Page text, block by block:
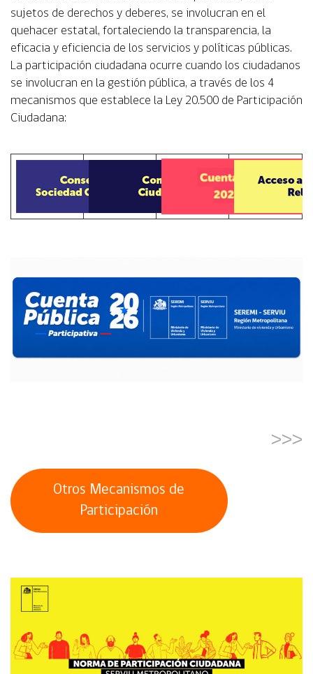
sujetos de derechos y deberes, se involucran en el
quehacer estatal, fortaleciendo la transparencia, la
eficacia y eficiencia de los servicios y políticas públicas.
La participación ciudadana ocurre cuando los ciudadanos
se involucran en la gestión pública, a través de los 4
mecanismos que establece la Ley 20.500 de Participación
Ciudadana:
>>>
Otros Mecanismos de
Participación